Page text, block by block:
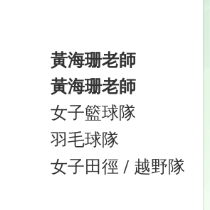
黃海珊老師
黃海珊老師
女子籃球隊
羽毛球隊
女子田徑 / 越野隊